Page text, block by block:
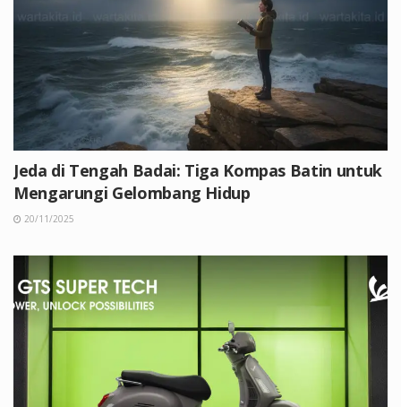
Jeda di Tengah Badai: Tiga Kompas Batin untuk
Mengarungi Gelombang Hidup
20/11/2025